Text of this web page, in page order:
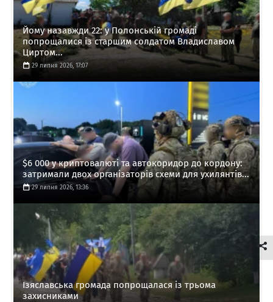
Йому назавжди 22: у Полонській громаді
попрощалися із старшим солдатом Владиславом
Циртом...
29 липня 2026, 17:07
$6 000 у криптовалюті та автокоридор до кордону:
затримали двох організаторів схеми для ухилянтів...
29 липня 2026, 13:36
Ізяславська громада попрощалася із трьома
захисниками